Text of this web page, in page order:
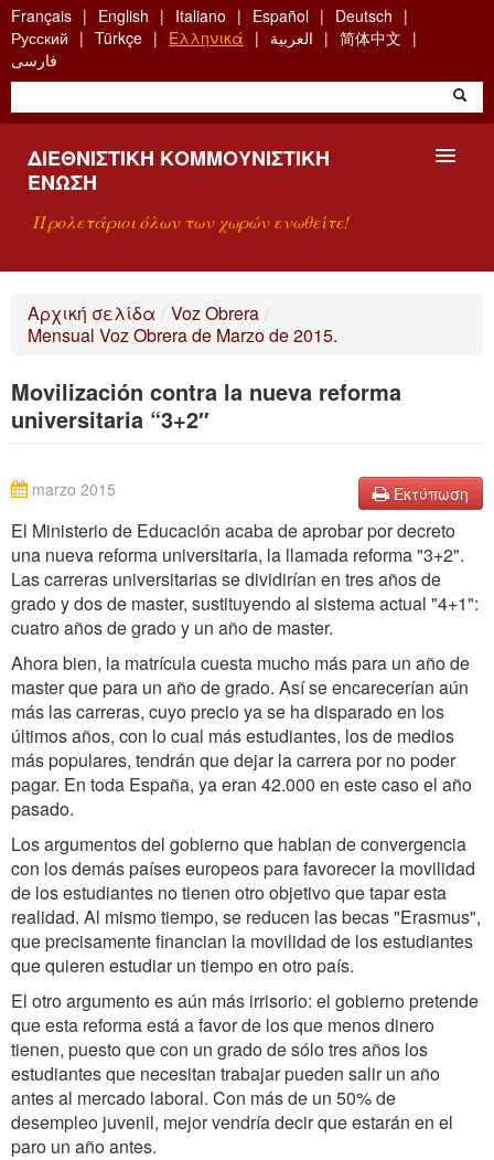
Skip
to
main
content
Français English Italiano Español
Deutsch
Русский
Türkçe Ελληνικά العربية
简体中文
فارسی
ΔΙΕΘΝΙΣΤΙΚΉ ΚΟΜΜΟΥΝΙΣΤΙΚΉ
ΈΝΩΣΗ
Προλετάριοι όλων των χωρών ενωθείτε!
ΤΙ ΕΊΝΑΙ Η ΔKΕ;
ΑΝΑΖΉΤΗΣΗ
Αρχική σελίδα / Voz Obrera /
Mensual Voz Obrera de Marzo de 2015.
Movilización contra la nueva reforma
universitaria “3+2″
Εκτύπωση
marzo 2015
El Ministerio de Educación acaba de aprobar por decreto
una nueva reforma universitaria, la llamada reforma "3+2".
Las carreras universitarias se dividirían en tres años de
grado y dos de master, sustituyendo al sistema actual "4+1":
cuatro años de grado y un año de master.
Ahora bien, la matrícula cuesta mucho más para un año de
master que para un año de grado. Así se encarecerían aún
más las carreras, cuyo precio ya se ha disparado en los
últimos años, con lo cual más estudiantes, los de medios
más populares, tendrán que dejar la carrera por no poder
pagar. En toda España, ya eran 42.000 en este caso el año
pasado.
Los argumentos del gobierno que hablan de convergencia
con los demás países europeos para favorecer la movilidad
de los estudiantes no tienen otro objetivo que tapar esta
realidad. Al mismo tiempo, se reducen las becas "Erasmus",
que precisamente financian la movilidad de los estudiantes
que quieren estudiar un tiempo en otro país.
El otro argumento es aún más irrisorio: el gobierno pretende
que esta reforma está a favor de los que menos dinero
tienen, puesto que con un grado de sólo tres años los
estudiantes que necesitan trabajar pueden salir un año
antes al mercado laboral. Con más de un 50% de
desempleo juvenil, mejor vendría decir que estarán en el
paro un año antes.